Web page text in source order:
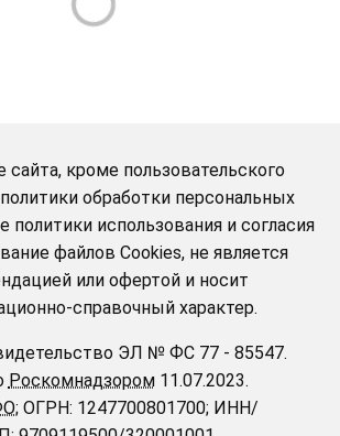
сайта, кроме пользовательского
обработки персональных
политики использования и согласия
файлов Cookies, не является
или офертой и носит
справочный характер.
ЭЛ № ФС 77 - 85547.
Роскомнадзором11.07.2023.
; ОГРН: 1247700801700; ИНН/